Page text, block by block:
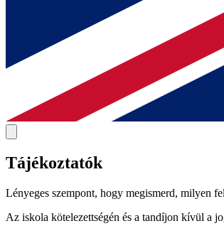
Tájékoztatók
Lényeges szempont, hogy megismerd, milyen
Az iskola kötelezettségén és a tandíjon kívül a